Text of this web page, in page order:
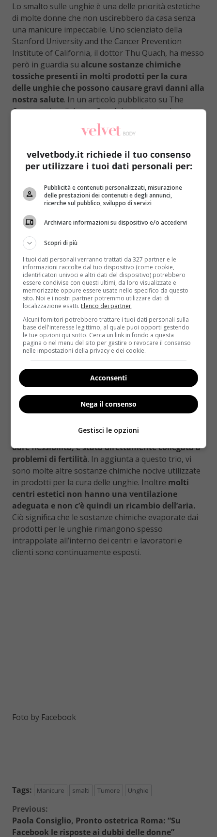
Lo smalto sulle unghie è una delle priorità estetiche
di molte donne che non uscirebbero da casa senza
una manicure impeccabile. Uno scienziato della
Stanford University and the Cancer Prevention
Institute of California, il dottor Thu Quach, ha messo
però in guardia su alcune sostanze chimiche
tossiche presenti in molti prodotti per la cura
delle unghie che possono causare gravi danni alla
nostra salute. In un articolo pubblicato su The
Conversation, il dottor Quach ha spiegato che
l’esposizione a queste sostanze nocive può
portare a problemi che vanno dal cancro
LEGGI ANCHE:LE UNGHIE CI SVELANO IL NOSTRO
I prodotti per la cura delle unghie contengono, in
quantità variabili, moltiingredienti tossici e
potenzialmente pericolosi. Questi composti chimici
presentano al loro interno
ingrediente cancerogeno
identificato
e il dibutilftalato, – soprannominato il ‘trio tossico’
a causa dei loro gravi effetti sulla salute – come tre
prodotti chimici molto utilizzati da chi si occupa di
manicure. Il toluene è un solvente di uso comune che
crea una finitura liscia sulle unghie e mantiene
intatto il pigmento colorato nella boccetta. Questa
sostanza, però puòinfluenzare il sistema nervoso
centrale e provocare danni al sistema
riproduttivo.
Il suo utilizzo principale è come additivo nella
benzina.La formaldeide, invece, noto
cancerogeno, viene usato come agente indurente
delle unghiee come disinfettante per strumenti
dibutilftalato che viene aggiunto agli smalti per
dare flessibilità, è stata direttamente collegata a
problemi di fertilità. In aggiunta a questo trio, vi
sono molte altre sostanze chimiche nocive utilizzate
in prodotti per la cura delle unghie. Inoltre molti
centri estetici non hanno una ventilazione
adeguata e non c’è quindi un ricambio dell’aria.
Ciò significa che le sostanze chimiche evaporate dai
prodotti per le unghie rimangono spesso
intrappolate all’interno dei centri e lavoratori e
clienti sono continuamente esposti.
Foto by Facebook
Tags: Manicure smalti Tumore Unghie
Continue
Reading
Previous:
Paola Consiglio, Pronto ostetrica Roma: “Su
Facebook le risposte ai dubbi delle donne”
velvetbody.it richiede il tuo consenso
per utilizzare i tuoi dati personali per:
Pubblicità e contenuti personalizzati, misurazione
delle prestazioni dei contenuti e degli annunci,
ricerche sul pubblico, sviluppo di servizi
Archiviare informazioni su dispositivo e/o accedervi
Scopri di più
I tuoi dati personali verranno trattati da 327 partner e le
informazioni raccolte dal tuo dispositivo (come cookie,
identificatori univoci e altri dati del dispositivo) potrebbero
essere condivise con questi ultimi, da loro visualizzate e
memorizzate oppure essere usate nello specifico da questo
sito. Noi e i nostri partner potremmo utilizzare dati di
localizzazione esatti. Elenco dei partner.
Alcuni fornitori potrebbero trattare i tuoi dati personali sulla
base dell'interesse legittimo, al quale puoi opporti gestendo
le tue opzioni qui sotto. Cerca un link in fondo a questa
pagina o nel menu del sito per gestire o revocare il consenso
nelle impostazioni della privacy e dei cookie.
Acconsenti
Nega il consenso
Gestisci le opzioni